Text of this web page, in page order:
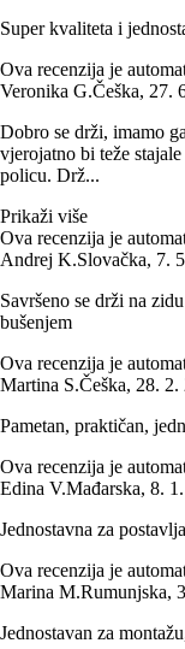
Super kvaliteta i
Ova recenzija je
Veronika G.Češka, 27.
Dobro se drži, imamo
vjerojatno bi teže
policu. Drž...
Prikaži više
Ova recenzija je
Andrej K.Slovačka, 7.
Savršeno se drži na
bušenjem
Ova recenzija je
Martina S.Češka, 28. 2.
Pametan, praktičan,
Ova recenzija je
Edina V.Mađarska, 8.
Jednostavna za
Ova recenzija je
Marina M.Rumunjska,
Jednostavan za